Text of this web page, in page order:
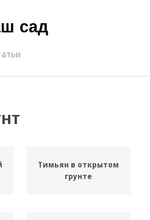
сад
Тимьян в открытом
грунте